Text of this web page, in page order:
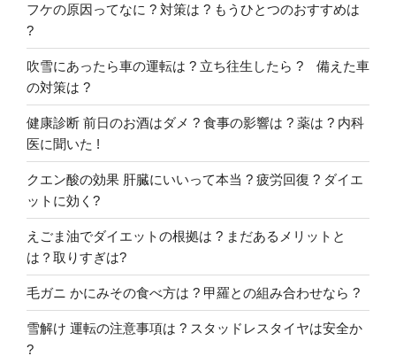
フケの原因ってなに ? 対策は ? もうひとつのおすすめは
?
吹雪にあったら車の運転は ? 立ち往生したら ? 備えた車
の対策は ?
健康診断 前日のお酒はダメ ? 食事の影響は ? 薬は ? 内科
医に聞いた !
クエン酸の効果 肝臓にいいって本当 ? 疲労回復 ? ダイエ
ットに効く?
えごま油でダイエットの根拠は ? まだあるメリットと
は？取りすぎは?
毛ガニ かにみその食べ方は ? 甲羅との組み合わせなら ?
雪解け 運転の注意事項は ? スタッドレスタイヤは安全か
?